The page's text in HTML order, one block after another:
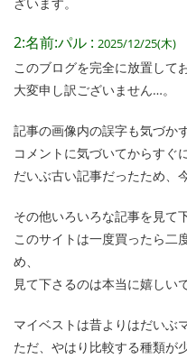
2:名前:パル : 2025/12/25(木)
このブログを完全に放置して
大変申し訳ございません…。
記事の画像内の誤字も気づか
コメントに気づいてからすぐ
だいぶ古い記事だったため、
その他いろいろな記事を見て
このサイトは一度買ったら二
め、
見て下さるのは本当に嬉しいで
マイベストは昔よりはだいぶ
ただ、やはり比較する種類が